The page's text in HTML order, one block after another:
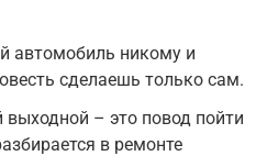
автомобиль никому и
сделаешь только сам.
– это повод пойти
в ремонте